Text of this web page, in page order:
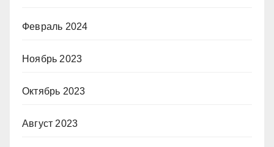
Февраль 2024
Ноябрь 2023
Октябрь 2023
Август 2023